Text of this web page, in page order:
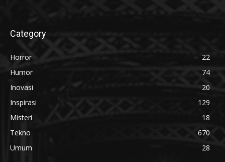
Category
Horror
22
Humor
74
Inovasi
20
Inspirasi
129
Misteri
18
Tekno
670
Umum
28